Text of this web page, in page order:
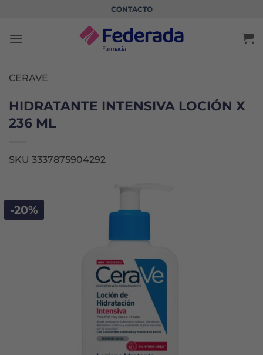
contenido
CONTACTO
CERAVE
HIDRATANTE INTENSIVA LOCIÓN X
236 ML
SKU 3337875904292
-20%